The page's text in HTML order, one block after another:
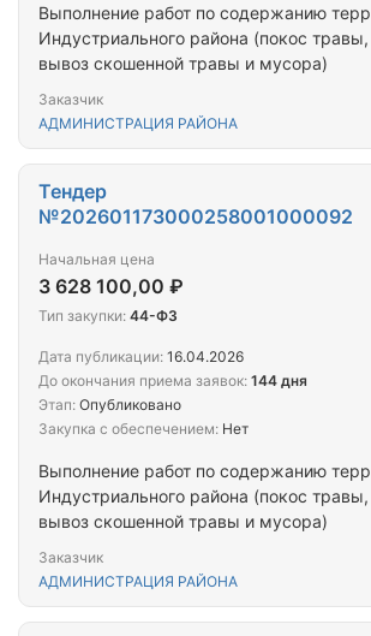
Выполнение работ по содержанию
Индустриального района (покос
вывоз скошенной травы и мусора)
Заказчик
АДМИНИСТРАЦИЯ РАЙОНА
Выполнение работ по содержанию
Индустриального района (покос
вывоз скошенной травы и мусора)
Заказчик
АДМИНИСТРАЦИЯ РАЙОНА
Тендер
№202601173000258001000092
Начальная цена
3 628 100,00 ₽
Тип закупки: 44-ФЗ
Дата публикации: 16.04.2026
До окончания приема заявок: 144 дня
Этап: Опубликовано
Закупка с обеспечением: Нет